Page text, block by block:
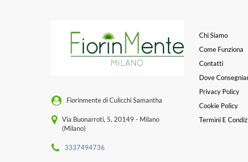
Fiorinmente di Culicchi Samantha
Via Buonarroti, 5, 20149 - Milano
(Milano)
3337494736
Chi Siamo
Come Funziona
Contatti
Dove
Privacy Policy
Cookie Policy
Termini E